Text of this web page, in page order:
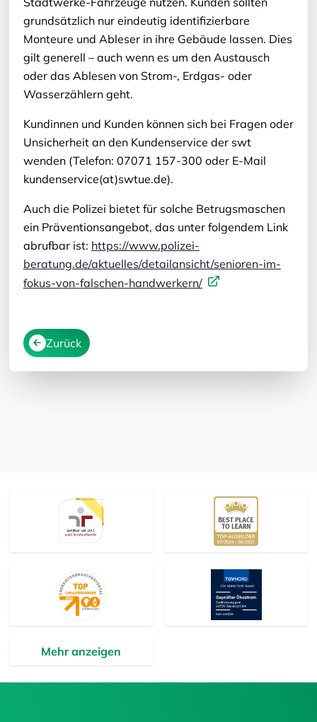
grundsätzlich nur eindeutig identifizierbare
Monteure und Ableser in ihre Gebäude lassen. Dies
gilt generell – auch wenn es um den Austausch
oder das Ablesen von Strom-, Erdgas- oder
Wasserzählern geht.
Kundinnen und Kunden können sich bei Fragen oder
Unsicherheit an den Kundenservice der swt
wenden (Telefon: 07071 157-300 oder E-Mail
kundenservice(at)swtue.de).
Auch die Polizei bietet für solche Betrugsmaschen
ein Präventionsangebot, das unter folgendem Link
abrufbar ist: https://www.polizei-
beratung.de/aktuelles/detailansicht/senioren-im-
fokus-von-falschen-handwerkern/
Zurück
Mehr anzeigen